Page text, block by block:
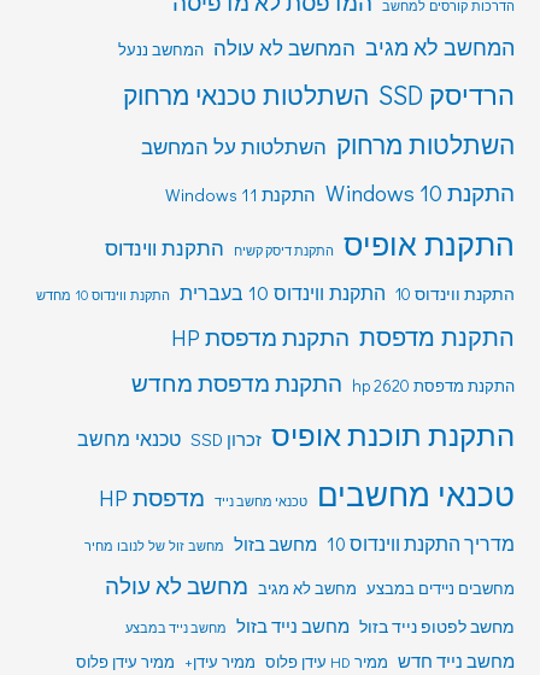
הדרכות קורסים למחשב
המחשב לא מגיב המחשב לא עולה המחשב ננעל
הרדיסק SSD
השתלטות טכנאי מרחוק
השתלטות מרחוק השתלטות על המחשב
התקנת Windows 10 התקנת Windows 11
התקנת אופיס התקנת דיסק קשיח התקנת ווינדוס
התקנת ווינדוס 10 התקנת ווינדוס 10 בעברית התקנת ווינדוס 10 מחדש
התקנת מדפסת התקנת מדפסת HP
התקנת מדפסת hp 2620 התקנת מדפסת מחדש
התקנת תוכנת אופיס זכרון SSD טכנאי מחשב
טכנאי מחשבים טכנאי מחשב נייד מדפסת HP
מדריך התקנת ווינדוס 10 מחשב בזול מחשב זול של לנובו מחיר
מחשבים ניידים במבצע מחשב לא מגיב מחשב לא עולה
מחשב לפטופ נייד בזול מחשב נייד בזול מחשב נייד במבצע
מחשב נייד חדש ממיר HD עידן פלוס ממיר עידן+ ממיר עידן פלוס